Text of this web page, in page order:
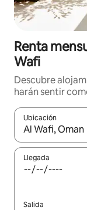
Renta
Wafi
Descubre
harán sentir
Ubicación
Cuando los
Llegada
Salida